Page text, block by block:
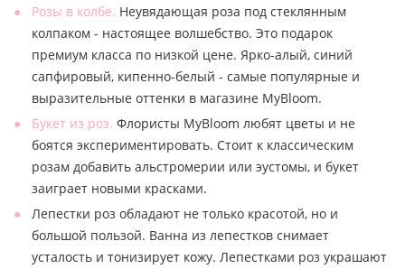
Розы в колбе. Неувядающая роза под стеклянным
колпаком - настоящее волшебство. Это подарок
премиум класса по низкой цене. Ярко-алый, синий
сапфировый, кипенно-белый - самые популярные и
выразительные оттенки в магазине MyBloom.
Букет из роз. Флористы MyBloom любят цветы и не
боятся экспериментировать. Стоит к классическим
розам добавить альстромерии или эустомы, и букет
заиграет новыми красками.
Лепестки роз обладают не только красотой, но и
большой пользой. Ванна из лепестков снимает
усталость и тонизирует кожу. Лепестками роз украшают